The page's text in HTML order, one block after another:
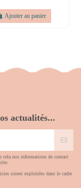
Ajouter au panier
actualités...
cela nos informations de contact
soient exploitées dans le cadre